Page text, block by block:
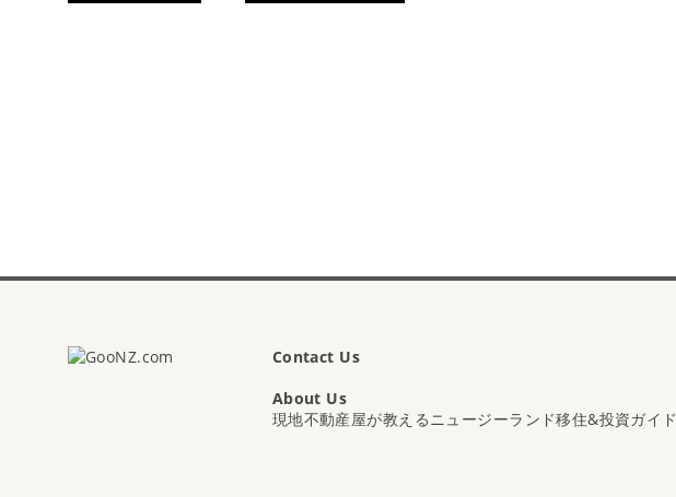
Contact Us
About Us
現地不動産屋が教えるニュージーランド移住&投資ガイド